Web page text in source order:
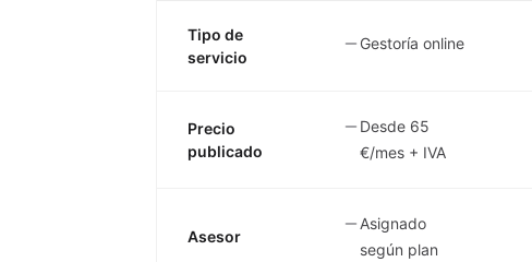
Tipo de
servicio
Gestoría online
Precio
publicado
Desde 65
€/mes + IVA
Asesor
Asignado
según plan